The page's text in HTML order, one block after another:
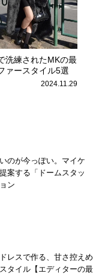
洗練されたMKの最
ァースタイル5選
2024.11.29
のが今っぽい。マイケ
案する「ドームスタッ
ン
レスで作る、甘さ控えめ
タイル【エディターの最